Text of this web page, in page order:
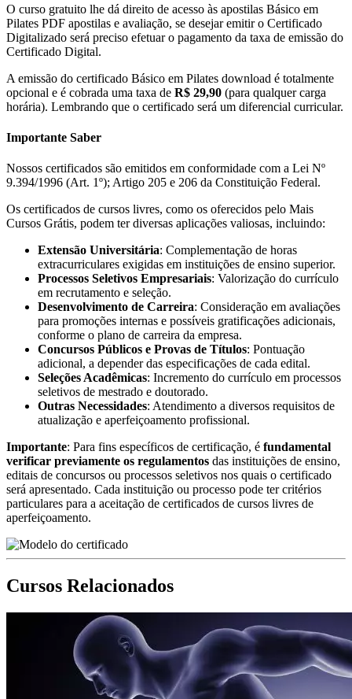
O curso gratuito lhe dá direito de acesso às apostilas Básico em
Pilates PDF apostilas e avaliação, se desejar emitir o Certificado
Digitalizado será preciso efetuar o pagamento da taxa de emissão do
Certificado Digital.
A emissão do certificado Básico em Pilates download é totalmente
opcional e é cobrada uma taxa de R$ 29,90 (para qualquer carga
horária). Lembrando que o certificado será um diferencial curricular.
Importante Saber
Nossos certificados são emitidos em conformidade com a Lei Nº
9.394/1996 (Art. 1º); Artigo 205 e 206 da Constituição Federal.
Os certificados de cursos livres, como os oferecidos pelo Mais
Cursos Grátis, podem ter diversas aplicações valiosas, incluindo:
Extensão Universitária: Complementação de horas
extracurriculares exigidas em instituições de ensino superior.
Processos Seletivos Empresariais: Valorização do currículo
em recrutamento e seleção.
Desenvolvimento de Carreira: Consideração em avaliações
para promoções internas e possíveis gratificações adicionais,
conforme o plano de carreira da empresa.
Concursos Públicos e Provas de Títulos: Pontuação
adicional, a depender das especificações de cada edital.
Seleções Acadêmicas: Incremento do currículo em processos
seletivos de mestrado e doutorado.
Outras Necessidades: Atendimento a diversos requisitos de
atualização e aperfeiçoamento profissional.
Importante: Para fins específicos de certificação, é fundamental
verificar previamente os regulamentos das instituições de ensino,
editais de concursos ou processos seletivos nos quais o certificado
será apresentado. Cada instituição ou processo pode ter critérios
particulares para a aceitação de certificados de cursos livres de
aperfeiçoamento.
Cursos Relacionados